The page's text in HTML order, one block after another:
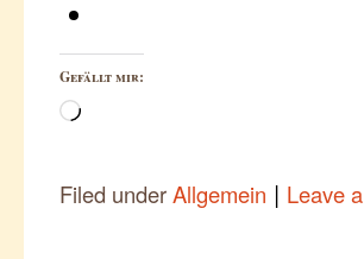
Gefällt mir:
Wird
Filed underAllgemein | Leave